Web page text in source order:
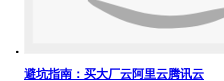
避坑指南：买大厂云阿里云腾讯云